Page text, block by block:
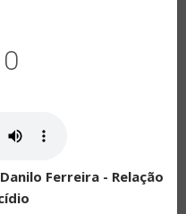
Ferreira - Relação